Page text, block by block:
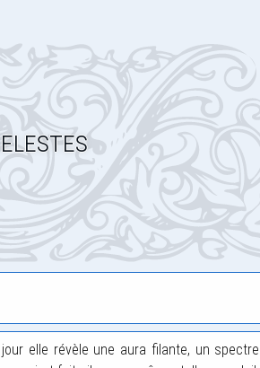
elle révèle une aura filante, un spectre